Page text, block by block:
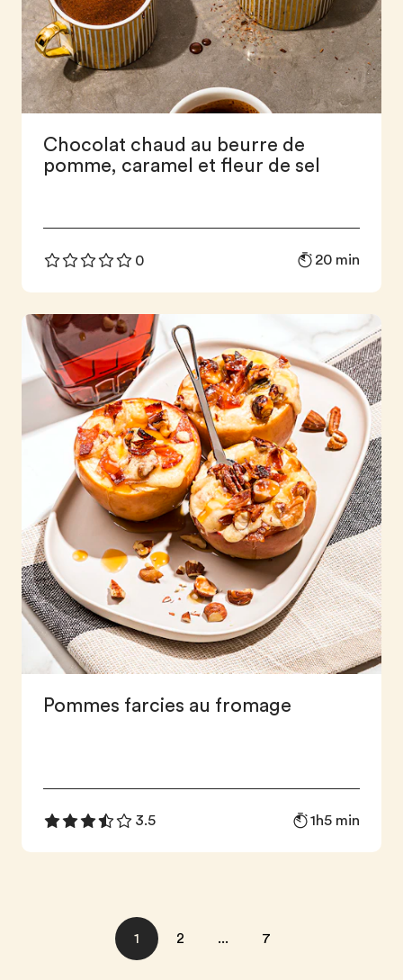
Chocolat chaud au beurre de
pomme, caramel et fleur de sel
0 20 min
Pommes farcies au fromage
3.5 1h5 min
1 2 ... 7